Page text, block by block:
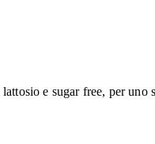
e sugar free, per uno